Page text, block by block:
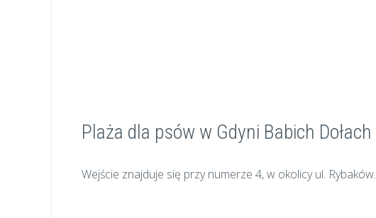
Plaża dla psów w Gdyni Babich Dołach
Wejście znajduje się przy numerze 4, w okolicy ul. Rybaków.